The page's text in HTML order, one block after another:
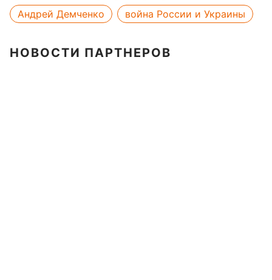
Андрей Демченко
война России и Украины
НОВОСТИ ПАРТНЕРОВ